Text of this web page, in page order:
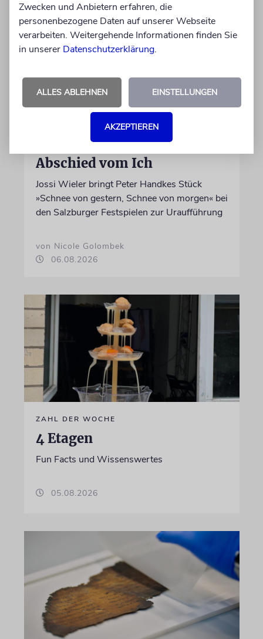
Abschied vom Ich
Jossi Wieler bringt Peter Handkes Stück
»Schnee von gestern, Schnee von morgen« bei
den Salzburger Festspielen zur Uraufführung
von Nicole Golombek
06.08.2026
ZAHL DER WOCHE
4 Etagen
Fun Facts und Wissenswertes
05.08.2026
Zwecken und Anbietern erfahren, die
personenbezogene Daten auf unserer Webseite
verarbeiten. Weitergehende Informationen finden Sie
in unserer Datenschutzerklärung.
ALLES ABLEHNEN EINSTELLUNGEN
AKZEPTIEREN